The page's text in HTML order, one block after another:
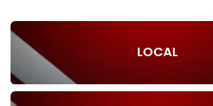
LOCAL